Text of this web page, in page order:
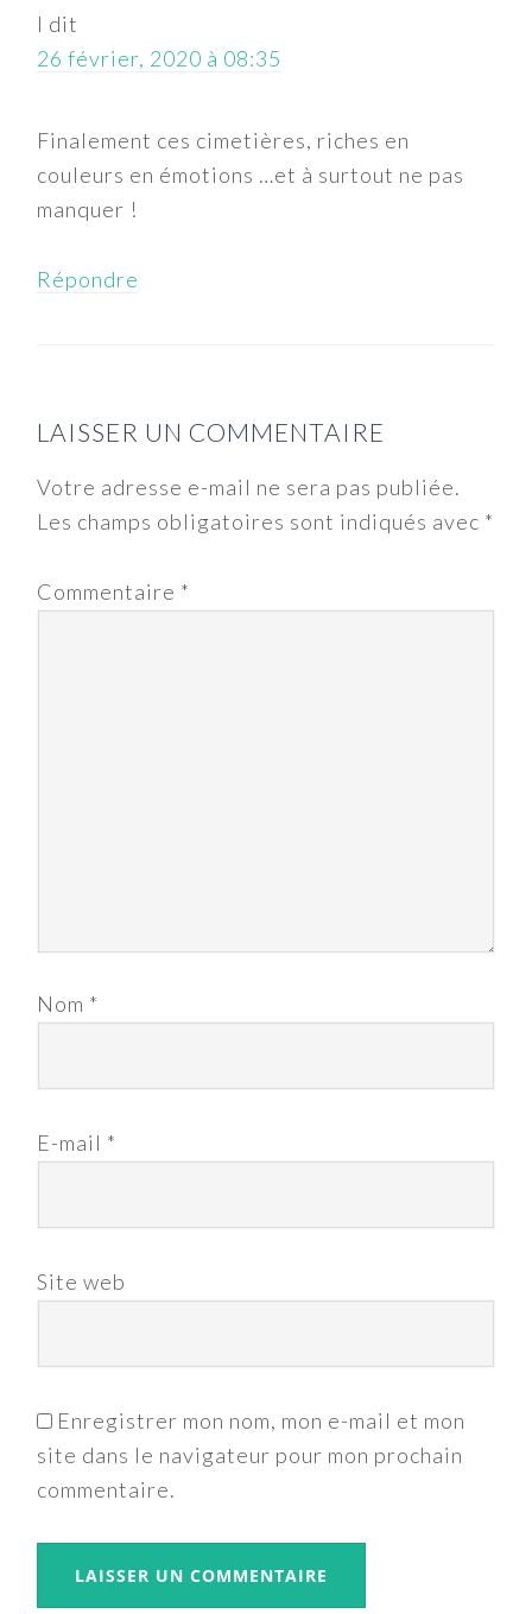
LECTEUR
l dit
26 février, 2020 à 08:35
Finalement ces cimetières, riches en
couleurs en émotions …et à surtout ne pas
manquer !
Répondre
LAISSER UN COMMENTAIRE
Votre adresse e-mail ne sera pas publiée.
Les champs obligatoires sont indiqués avec *
Commentaire *
Nom *
E-mail *
Site web
Enregistrer mon nom, mon e-mail et mon
site dans le navigateur pour mon prochain
commentaire.